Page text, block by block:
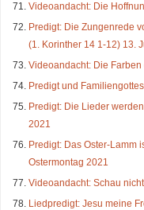
Videoandacht: Die
Predigt: Die Zungenrede
(1. Korinther 14 1-12) 13.
Videoandacht: Die Farben
Predigt und
Predigt: Die Lieder
2021
Predigt: Das Oster-Lamm
Ostermontag 2021
Videoandacht: Schau
Liedpredigt: Jesu meine